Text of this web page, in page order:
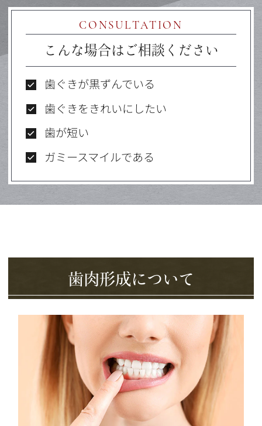
CONSULTATION
こんな場合はご相談ください
歯ぐきが黒ずんでいる
歯ぐきをきれいにしたい
歯が短い
ガミースマイルである
歯肉形成について